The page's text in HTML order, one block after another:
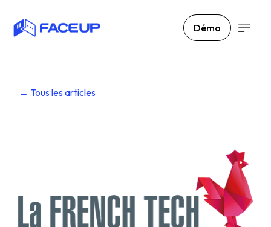
Démo
← Tous les articles